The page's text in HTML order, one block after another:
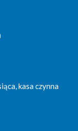
kasa czynna